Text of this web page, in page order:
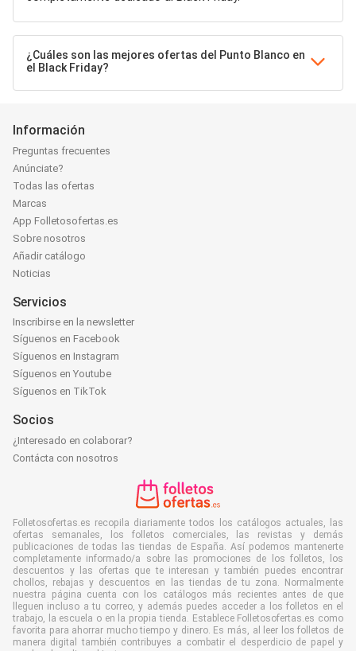
¿Cuáles son las mejores ofertas del Punto Blanco en
el Black Friday?
Información
Preguntas frecuentes
Anúnciate?
Todas las ofertas
Marcas
App Folletosofertas.es
Sobre nosotros
Añadir catálogo
Noticias
Servicios
Inscribirse en la newsletter
Síguenos en Facebook
Síguenos en Instagram
Síguenos en Youtube
Síguenos en TikTok
Socios
¿Interesado en colaborar?
Contácta con nosotros
Folletosofertas.es recopila diariamente todos los catálogos actuales, las
ofertas semanales, los folletos comerciales, las revistas y demás
publicaciones de todas las tiendas de España. Así podemos mantenerte
completamente informado/a sobre las promociones de los folletos, los
descuentos y las ofertas que te interesan y también puedes encontrar
chollos, rebajas y descuentos en las tiendas de tu zona. Normalmente
nuestra página cuenta con los catálogos más recientes antes de que
lleguen incluso a tu correo, y además puedes acceder a los folletos en el
trabajo, la escuela o en la propia tienda. Establece Folletosofertas.es como
favorita para ahorrar mucho tiempo y dinero. Es más, al leer los folletos de
manera digital también contribuyes a combatir el desperdicio de papel y